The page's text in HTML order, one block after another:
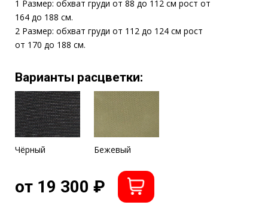
Модель Модуль-С
(грудь,спина) Бр1
до
Цена
т.р
от
19,3
Похожие товары